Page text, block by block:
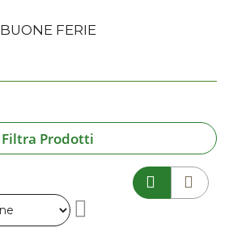
BUONE FERIE
Filtra Prodotti